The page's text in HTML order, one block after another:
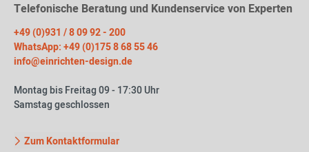
Telefonische Beratung und Kundenservice von Experten
+49 (0)931 / 8 09 92 - 200
WhatsApp: +49 (0)175 8 68 55 46
info@einrichten-design.de
Montag bis Freitag 09 - 17:30 Uhr
Samstag geschlossen
Zum Kontaktformular